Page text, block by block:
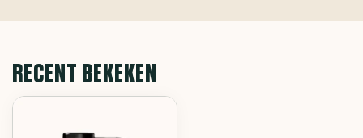
RECENT BEKEKEN